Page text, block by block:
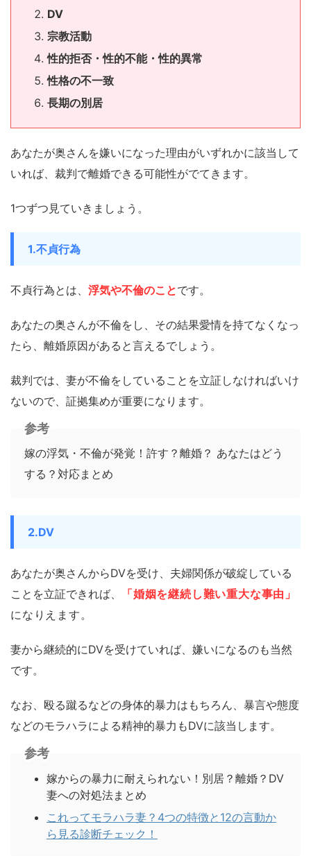
DV
宗教活動
性的拒否・性的不能・性的異常
性格の不一致
長期の別居
あなたが奥さんを嫌いになった理由がいずれかに該当して
いれば、裁判で離婚できる可能性がでてきます。
1つずつ見ていきましょう。
1.不貞行為
不貞行為とは、 浮気や不倫のことです。
あなたの奥さんが不倫をし、その結果愛情を持てなくなっ
たら、離婚原因があると言えるでしょう。
裁判では、妻が不倫をしていることを立証しなければいけ
ないので、証拠集めが重要になります。
参考
嫁の浮気・不倫が発覚！許す？離婚？ あなたはどう
する？対応まとめ
2.DV
あなたが奥さんからDVを受け、夫婦関係が破綻している
ことを立証できれば、
「婚姻を継続し難い重大な事由」
になりえます。
妻から継続的にDVを受けていれば、嫌いになるのも当然
です。
なお、殴る蹴るなどの身体的暴力はもちろん、暴言や態度
などのモラハラによる精神的暴力もDVに該当します。
参考
嫁からの暴力に耐えられない！別居？離婚？DV
妻への対処法まとめ
これってモラハラ妻？4つの特徴と12の言動か
ら見る診断チェック！